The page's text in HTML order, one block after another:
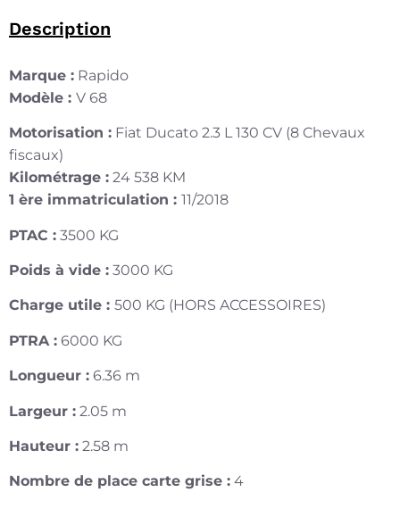
Description
Marque : Rapido
Modèle : V 68
Motorisation : Fiat Ducato 2.3 L 130 CV (8 Chevaux
fiscaux)
Kilométrage : 24 538 KM
1 ère immatriculation : 11/2018
PTAC : 3500 KG
Poids à vide : 3000 KG
Charge utile : 500 KG (HORS ACCESSOIRES)
PTRA : 6000 KG
Longueur : 6.36 m
Largeur : 2.05 m
Hauteur : 2.58 m
Nombre de place carte grise : 4